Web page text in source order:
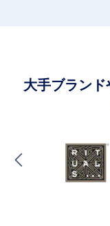
大手ブラン